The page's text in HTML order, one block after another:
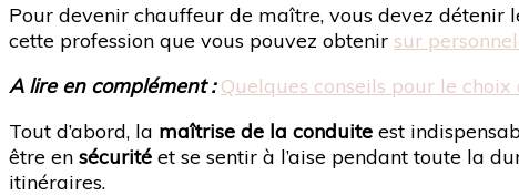
Pour devenir chauffeur de maître, vous devez détenir
cette profession que vous pouvez obtenir sur
A lire en complément : Quelques conseils pour le
Tout d’abord, la maîtrise de la conduite est
être en sécurité et se sentir à l’aise pendant toute la
itinéraires.